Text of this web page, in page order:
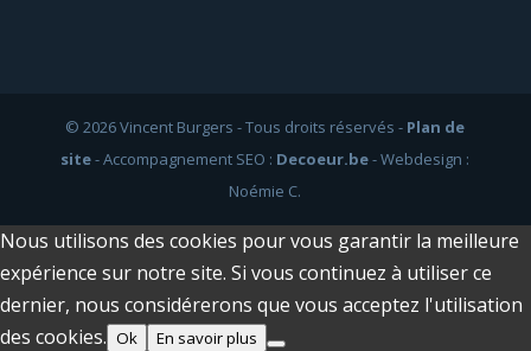
© 2026 Vincent Burgers - Tous droits réservés - Plan de
site- Accompagnement SEO : Decoeur.be- Webdesign :
Noémie C.
Nous utilisons des cookies pour vous garantir la meilleure
expérience sur notre site. Si vous continuez à utiliser ce
dernier, nous considérerons que vous acceptez l'utilisation
des cookies. Ok En savoir plus